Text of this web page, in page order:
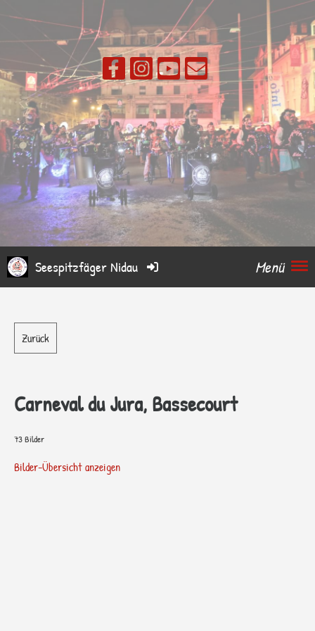
Menü
Seespitzfäger Nidau
Zurück
Carneval du Jura, Bassecourt
73 Bilder
Bilder-Übersicht anzeigen